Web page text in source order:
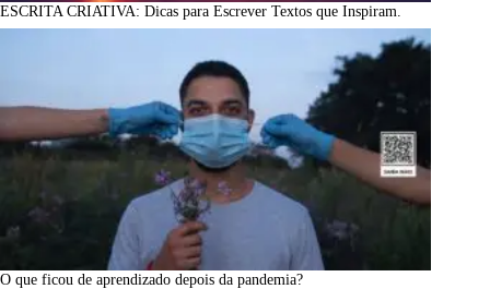
ESCRITA CRIATIVA: Dicas para Escrever Textos que Inspiram.
O que ficou de aprendizado depois da pandemia?